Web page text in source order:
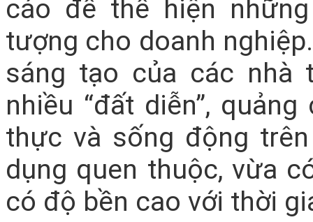
cáo để thể hiện
tượng cho doanh
sáng tạo của các nhà
nhiều “đất diễn”,
thực và sống động
dụng quen thuộc, vừa
có độ bền cao với thời